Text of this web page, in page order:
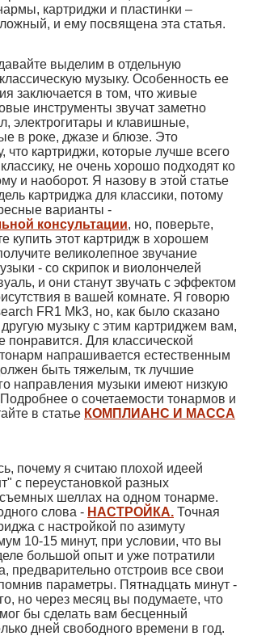
картриджи и пластинки –
и ему посвящена эта статья.
выделим в отдельную
музыку. Особенность ее
заключается в том, что живые
инструменты звучат заметно
электрогитары и клавишные,
в роке, джазе и блюзе. Это
что картриджи, которые лучше всего
не очень хорошо подходят ко
и наоборот. Я назову в этой статье
картриджа для классики, потому
варианты -
консультации, но, поверьте,
купить этот картридж в хорошем
великолепное звучание
- со скрипок и виолончелей
и они станут звучать с эффектом
в вашей комнате. Я говорю
FR1 Mk3, но, как было сказано
музыку с этим картриджем вам,
понравится. Для классической
напрашивается естественным
быть тяжелым, тк лучшие
направления музыки имеют низкую
о сочетаемости тонармов и
в статье КОМПЛИАНС И МАССА
почему я считаю плохой идеей
с переустановкой разных
шеллах на одном тонарме.
слова - НАСТРОЙКА. Точная
с настройкой по азимуту
10-15 минут, при условии, что вы
большой опыт и уже потратили
предварительно отстроив все свои
параметры. Пятнадцать минут -
но через месяц вы подумаете, что
бы сделать вам бесценный
дней свободного времени в год.